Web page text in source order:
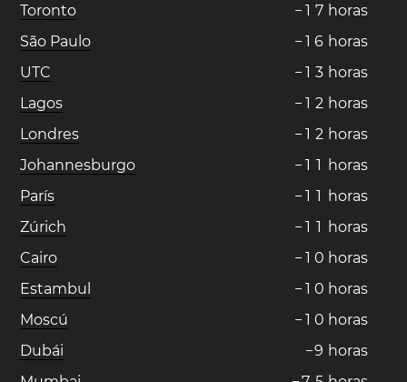
Toronto
− 1 7 horas
São Paulo
− 1 6 horas
UTC
− 1 3 horas
Lagos
− 1 2 horas
Londres
− 1 2 horas
Johannesburgo
− 1 1 horas
París
− 1 1 horas
Zúrich
− 1 1 horas
Cairo
− 1 0 horas
Estambul
− 1 0 horas
Moscú
− 1 0 horas
Dubái
−9 horas